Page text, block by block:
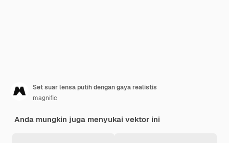
Set suar lensa putih dengan gaya realistis
magnific
Anda mungkin juga menyukai vektor ini